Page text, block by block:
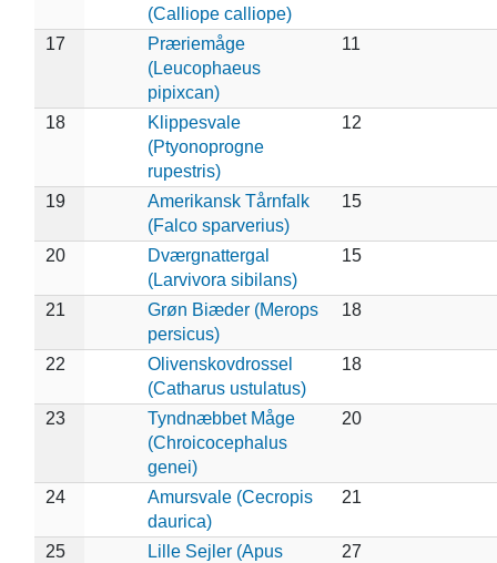
(Calliope calliope)
17
Præriemåge
(Leucophaeus
pipixcan)
11
18
Klippesvale
(Ptyonoprogne
rupestris)
12
19
Amerikansk Tårnfalk
(Falco sparverius)
15
20
Dværgnattergal
(Larvivora sibilans)
15
21
Grøn Biæder (Merops
persicus)
18
22
Olivenskovdrossel
(Catharus ustulatus)
18
23
Tyndnæbbet Måge
(Chroicocephalus
genei)
20
24
Amursvale (Cecropis
daurica)
21
25
Lille Sejler (Apus
27